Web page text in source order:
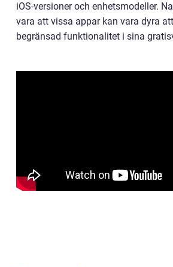
iOS-versioner och enhetsmodeller.
vara att vissa appar kan vara dyra
begränsad funktionalitet i sina